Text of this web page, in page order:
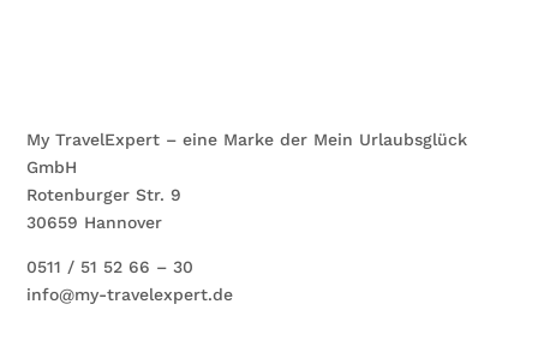
auch nahezu alle Getränke in feinster Qualität im
mich die Tatsache, dass mich der Butler, mit dem
ich am Ankunftstage nur 10 Minuten in meiner
Detail erklärt und gezeigt hat), am
darauffolgenden Morgen wie selbstverständlich mit
My TravelExpert – eine Marke der Mein Urlaubsglück
GmbH
Rotenburger Str. 9
30659 Hannover
0511 / 51 52 66 – 30
info@my-travelexpert.de